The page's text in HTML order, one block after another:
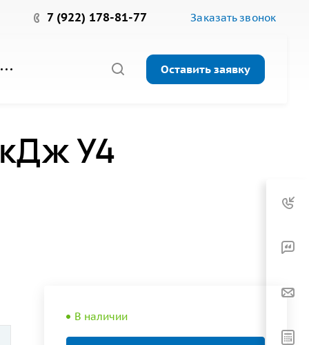
7 (922) 178-81-77 Заказать звонок
Оставить заявку
У4
В наличии